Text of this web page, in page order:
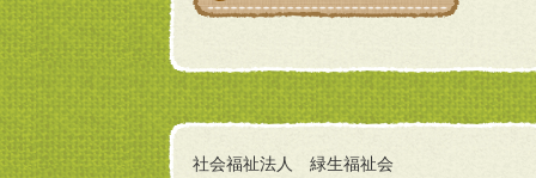
社会福祉法人 緑生福祉会